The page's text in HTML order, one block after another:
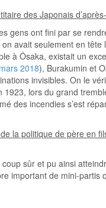
des Japonais
gens ont fini par se
avait seulement en
à Ôsaka, existait un
2018), Burakumin et
invisibles. On le
lors du grand
des incendies s’est
la politique de père en
sûr et pu ainsi
important de mini-partis